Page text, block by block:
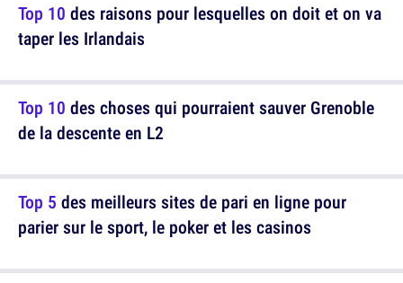
Top 10 des choses qui pourraient sauver Grenoble
de la descente en L2
Top 10 des raisons pour lesquelles on doit et on va
taper les Irlandais
Top 5 des meilleurs sites de pari en ligne pour
parier sur le sport, le poker et les casinos